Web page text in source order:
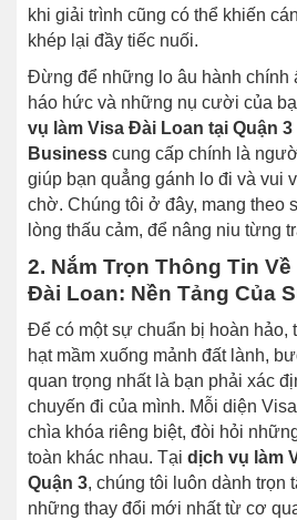
khi giải trình cũng có thể khiến
khép lại đầy tiếc nuối.
Đừng để những lo âu hành chính
háo hức và những nụ cười của
vụ làm Visa Đài Loan tại Quận 3
Business cung cấp chính là
giúp bạn quẳng gánh lo đi và vui
chờ. Chúng tôi ở đây, mang theo
lòng thấu cảm, để nâng niu từng
2. Nắm Trọn Thông Tin
Đài Loan: Nền Tảng Của
Để có một sự chuẩn bị hoàn hảo,
hạt mầm xuống mảnh đất lành,
quan trọng nhất là bạn phải xác
chuyến đi của mình. Mỗi diện
chìa khóa riêng biệt, đòi hỏi
toàn khác nhau. Tại dịch vụ làm
Quận 3, chúng tôi luôn dành trọn
những thay đổi mới nhất từ cơ